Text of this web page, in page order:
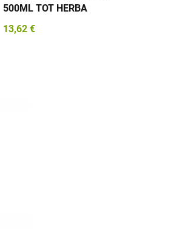
500ML TOT HERBA
13,62 €